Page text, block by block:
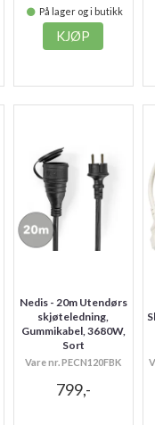
På lager og i butikk
KJØP
Nedis - 20m Utendørs
skjøteledning,
Gummikabel, 3680W,
Sort
Vare nr. PECN120FBK
799,-